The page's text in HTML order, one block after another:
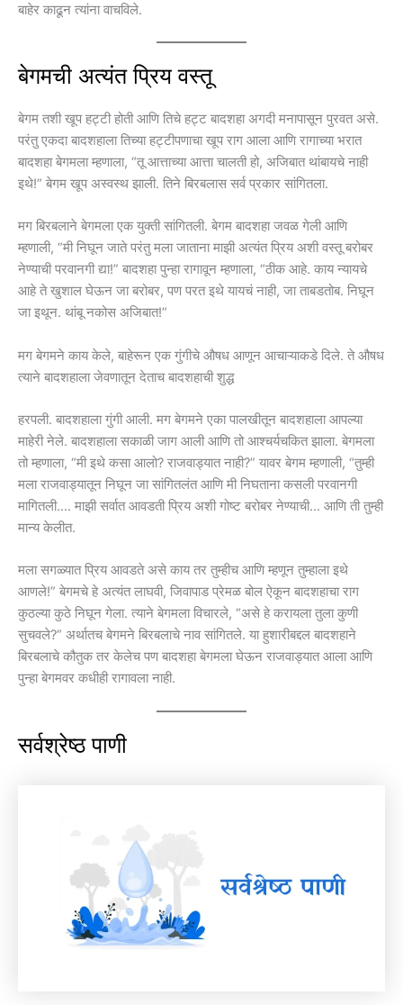
बाहेर काढून त्यांना वाचविले.
बेगमची अत्यंत प्रिय वस्तू
बेगम तशी खूप हट्टी होती आणि तिचे हट्ट बादशहा अगदी मनापासून पुरवत असे.
परंतु एकदा बादशहाला तिच्या हट्टीपणाचा खूप राग आला आणि रागाच्या भरात
बादशहा बेगमला म्हणाला, “तू आत्ताच्या आत्ता चालती हो, अजिबात थांबायचे नाही
इथे!” बेगम खूप अस्वस्थ झाली. तिने बिरबलास सर्व प्रकार सांगितला.
मग बिरबलाने बेगमला एक युक्ती सांगितली. बेगम बादशहा जवळ गेली आणि
म्हणाली, “मी निघून जाते परंतु मला जाताना माझी अत्यंत प्रिय अशी वस्तू बरोबर
नेण्याची परवानगी द्या!” बादशहा पुन्हा रागावून म्हणाला, “ठीक आहे. काय न्यायचे
आहे ते खुशाल घेऊन जा बरोबर, पण परत इथे यायचं नाही, जा ताबडतोब. निघून
जा इथून. थांबू नकोस अजिबात!”
मग बेगमने काय केले, बाहेरून एक गुंगीचे औषध आणून आचाऱ्याकडे दिले. ते औषध
त्याने बादशहाला जेवणातून देताच बादशहाची शुद्ध
हरपली. बादशहाला गुंगी आली. मग बेगमने एका पालखीतून बादशहाला आपल्या
माहेरी नेले. बादशहाला सकाळी जाग आली आणि तो आश्चर्यचकित झाला. बेगमला
तो म्हणाला, “मी इथे कसा आलो? राजवाड्यात नाही?” यावर बेगम म्हणाली, “तुम्ही
मला राजवाड्यातून निघून जा सांगितलंत आणि मी निघताना कसली परवानगी
मागितली…. माझी सर्वात आवडती प्रिय अशी गोष्ट बरोबर नेण्याची… आणि ती तुम्ही
मान्य केलीत.
मला सगळ्यात प्रिय आवडते असे काय तर तुम्हीच आणि म्हणून तुम्हाला इथे
आणले!” बेगमचे हे अत्यंत लाघवी, जिवापाड प्रेमळ बोल ऐकून बादशहाचा राग
कुठल्या कुठे निघून गेला. त्याने बेगमला विचारले, “असे हे करायला तुला कुणी
सुचवले?” अर्थातच बेगमने बिरबलाचे नाव सांगितले. या हुशारीबद्दल बादशहाने
बिरबलाचे कौतुक तर केलेच पण बादशहा बेगमला घेऊन राजवाड्यात आला आणि
पुन्हा बेगमवर कधीही रागावला नाही.
सर्वश्रेष्ठ पाणी